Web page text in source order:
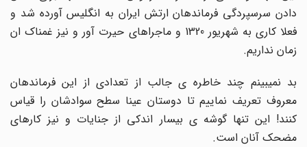
دادن سرسپردگی فرماندهان ارتش ایران به انگلیس آورده شد و
فعلا کاری به شهریور 1320 و ماجراهای حیرت آور و نیز غمناک ان
زمان نداریم.
بد نمیبینم چند خاطره ی جالب از تعدادی از این فرماندهان
معروف تعریف نماییم تا دوستان عینا سطح سوادشان را قیاس
کنند! این تنها گوشه ی بیسار اندکی از جنایات و نیز کارهای
مضحک آنان است.